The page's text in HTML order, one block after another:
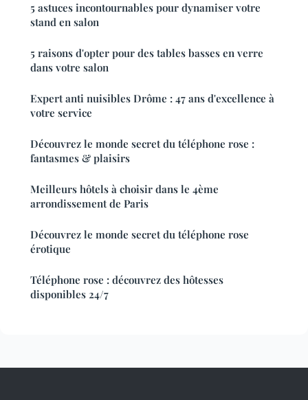
5 astuces incontournables pour dynamiser votre
stand en salon
5 raisons d'opter pour des tables basses en verre
dans votre salon
Expert anti nuisibles Drôme : 47 ans d'excellence à
votre service
Découvrez le monde secret du téléphone rose :
fantasmes & plaisirs
Meilleurs hôtels à choisir dans le 4ème
arrondissement de Paris
Découvrez le monde secret du téléphone rose
érotique
Téléphone rose : découvrez des hôtesses
disponibles 24/7